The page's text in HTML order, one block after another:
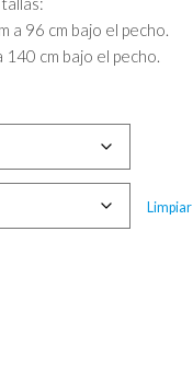
a 96 cm bajo el pecho.
cm bajo el pecho.
Limpiar